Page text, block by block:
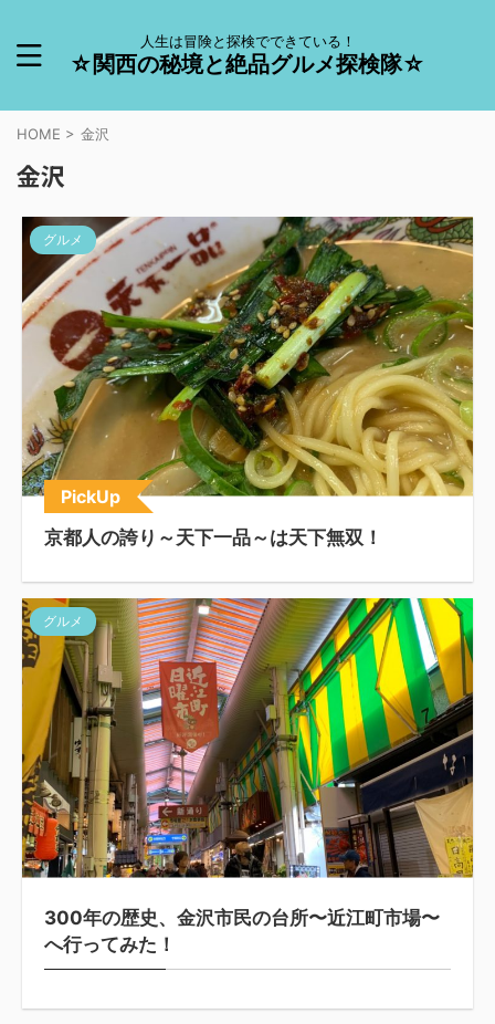
人生は冒険と探検でできている！
☆関西の秘境と絶品グルメ探検隊☆
HOME > 金沢
金沢
グルメ
PickUp
京都人の誇り～天下一品～は天下無双！
グルメ
300年の歴史、金沢市民の台所〜近江町市場〜
へ行ってみた！